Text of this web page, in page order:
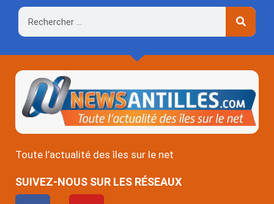
Rechercher
Toute l’actualité des îles sur le net
SUIVEZ-NOUS SUR LES RÉSEAUX